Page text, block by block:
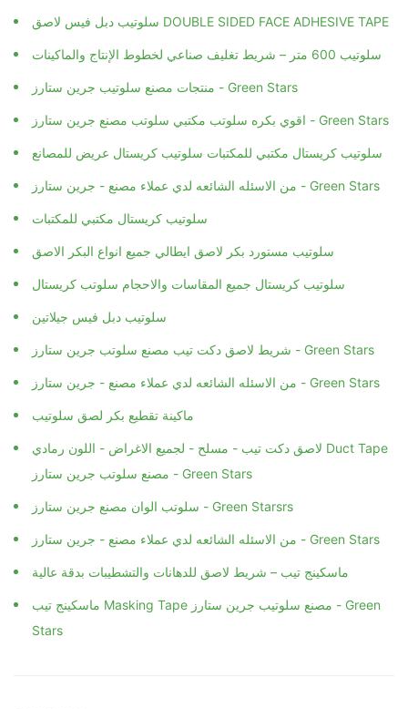
سلوتيب دبل فيس لاصق DOUBLE SIDED FACE ADHESIVE TAPE
سلوتيب 600 متر – شريط تغليف صناعي لخطوط الإنتاج والماكينات
منتجات مصنع سلوتيب جرين ستارز - Green Stars
اقوي بكره سلوتب مكتبي سلوتب مصنع جرين ستارز - Green Stars
سلوتيب كريستال مكتبي للمكتبات سلوتيب كريستال عريض للمصانع
من الاسئله الشائعه لدي عملاء مصنع - جرين ستارز - Green Stars
سلوتيب كريستال مكتبي للمكتبات
سلوتيب مستورد بكر لاصق ايطالي جميع انواع البكر الاصق
سلوتيب كريستال جميع المقاسات والاحجام سلوتب كريستال
سلوتيب دبل فيس جيلاتين
شريط لاصق دكت تيب مصنع سلوتب جرين ستارز - Green Stars
من الاسئله الشائعه لدي عملاء مصنع - جرين ستارز - Green Stars
ماكينة تقطيع بكر لصق سلوتيب
لاصق دكت تيب - مسلح - لجميع الاغراض - اللون رمادي Duct Tape
مصنع سلوتب جرين ستارز - Green Stars
سلوتب الوان مصنع جرين ستارز - Green Starsrs
من الاسئله الشائعه لدي عملاء مصنع - جرين ستارز - Green Stars
ماسكينج تيب – شريط لاصق للدهانات والتشطيبات بدقة عالية
ماسكينج تيب Masking Tape مصنع سلوتيب جرين ستارز - Green
Stars